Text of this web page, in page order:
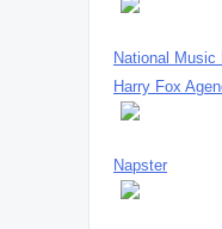
National Music
Harry Fox
Napster